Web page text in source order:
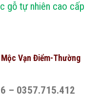
gỗ tự nhiên cao cấp
Vạn Điểm-Thường
– 0357.715.412